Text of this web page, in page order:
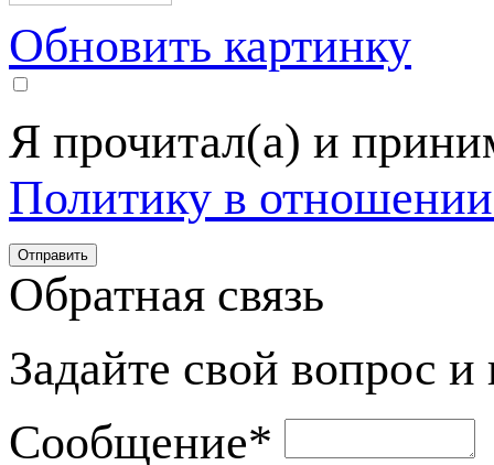
Обновить картинку
Я прочитал(а) и
Политику в
Обратная связь
Задайте свой вопрос
Сообщение*